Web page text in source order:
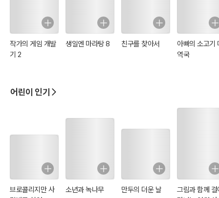
작가의 게임 개발
기 2
생일엔 마라탕 8 친구를 찾아서
아빠의 소고기
역국
어린이 인기
브로콜리지만 사
소년과 녹나무 만두의 더운 날
그림과 함께 걸